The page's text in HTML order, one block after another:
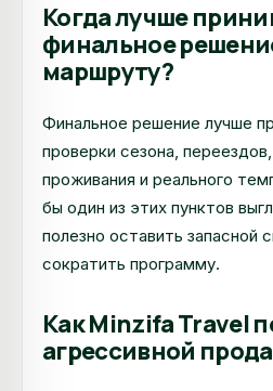
Когда лучше
финальное
маршруту?
Финальное решение лучше
проверки сезона,
проживания и реального
бы один из этих пунктов
полезно оставить запасной
сократить программу.
Как Minzifa Travel
агрессивной